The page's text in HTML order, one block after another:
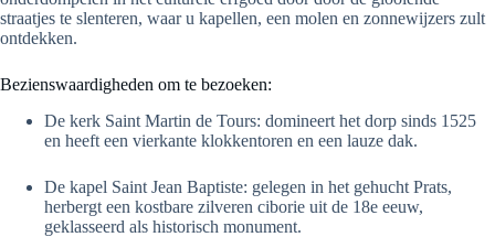
straatjes te slenteren, waar u kapellen, een molen en zonnewijzers zult
ontdekken.
Bezienswaardigheden om te bezoeken:
De kerk Saint Martin de Tours: domineert het dorp sinds 1525
en heeft een vierkante klokkentoren en een lauze dak.
De kapel Saint Jean Baptiste: gelegen in het gehucht Prats,
herbergt een kostbare zilveren ciborie uit de 18e eeuw,
geklasseerd als historisch monument.